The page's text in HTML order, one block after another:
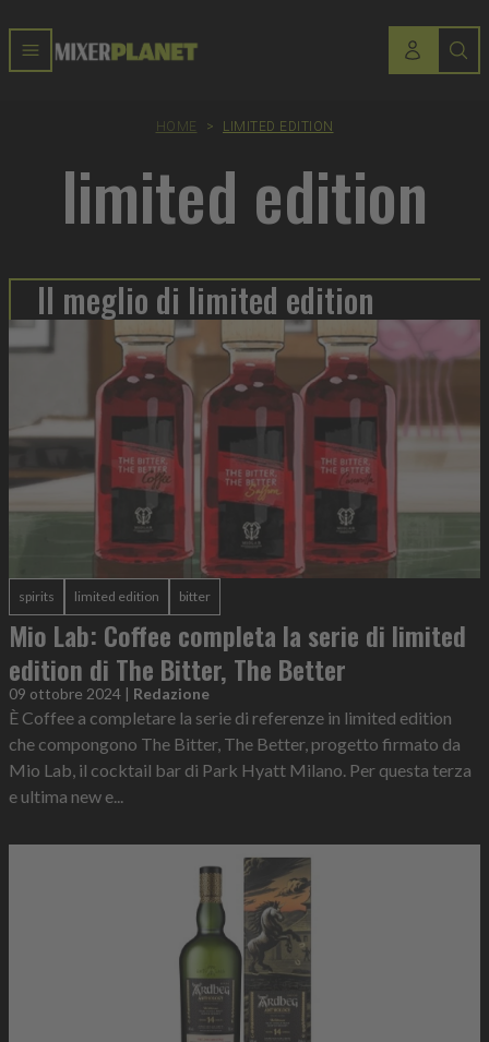
HOME > LIMITED EDITION
limited edition
Il meglio di limited edition
spirits limited edition bitter
Mio Lab: Coffee completa la serie di limited
edition di The Bitter, The Better
09 ottobre 2024 | Redazione
È Coffee a completare la serie di referenze in limited edition
che compongono The Bitter, The Better, progetto firmato da
Mio Lab, il cocktail bar di Park Hyatt Milano. Per questa terza
e ultima new e...